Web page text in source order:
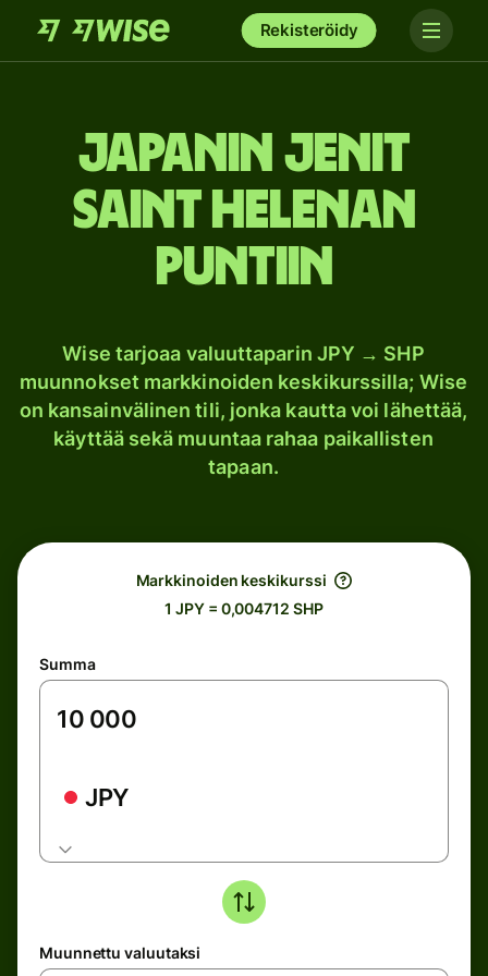
Rekisteröidy
Japanin jenit
Saint Helenan
puntiin
Wise tarjoaa valuuttaparin JPY → SHP
muunnokset markkinoiden keskikurssilla; Wise
on kansainvälinen tili, jonka kautta voi lähettää,
käyttää sekä muuntaa rahaa paikallisten
tapaan.
Markkinoiden keskikurssi
1 JPY = 0,004712 SHP
Summa
JPY
Muunnettu valuutaksi